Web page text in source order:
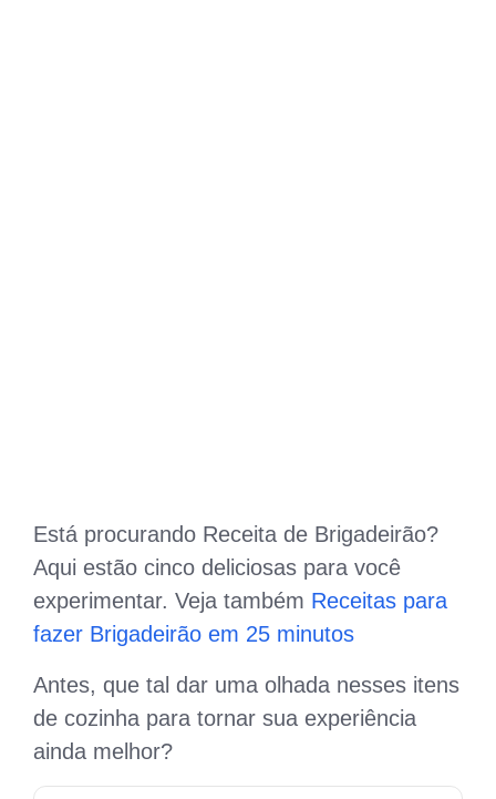
Está procurando Receita de Brigadeirão?
Aqui estão cinco deliciosas para você
experimentar. Veja também Receitas para
fazer Brigadeirão em 25 minutos
Antes, que tal dar uma olhada nesses itens
de cozinha para tornar sua experiência
ainda melhor?